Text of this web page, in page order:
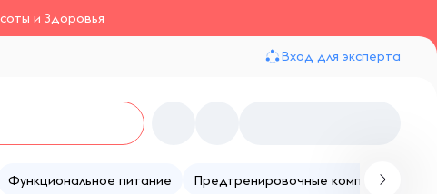
и Здоровья
Вход для эксперта
Функциональное питание Предтренировочные комплексы